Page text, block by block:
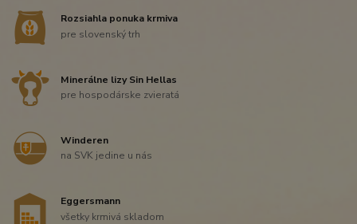
Rozsiahla ponuka krmiva
pre slovenský trh
Minerálne lizy Sin Hellas
pre hospodárske zvieratá
Winderen
na SVK jedine u nás
Eggersmann
všetky krmivá skladom